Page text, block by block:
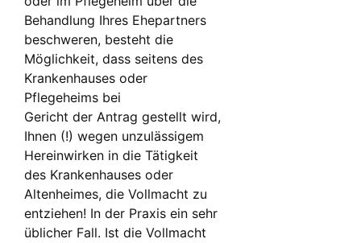
Behandlung Ihres Ehepartners
beschweren, besteht die
Möglichkeit, dass seitens des
Krankenhauses oder
Pflegeheims bei
Gericht der Antrag gestellt wird,
Ihnen (!) wegen unzulässigem
Hereinwirken in die Tätigkeit
des Krankenhauses oder
Altenheimes, die Vollmacht zu
entziehen! In der Praxis ein sehr
üblicher Fall. Ist die Vollmacht